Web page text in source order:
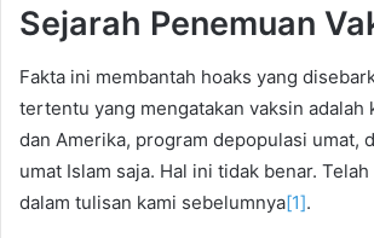
Sejarah Penemuan
Fakta ini membantah hoaks yang
tertentu yang mengatakan vaksin adalah
dan Amerika, program depopulasi umat,
umat Islam saja. Hal ini tidak benar.
dalam tulisan kami sebelumnya[1].